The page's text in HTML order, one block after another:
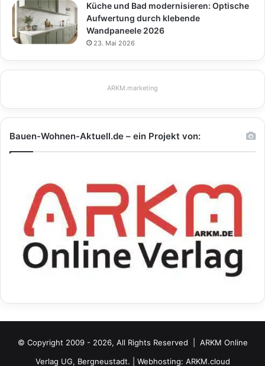
Küche und Bad modernisieren: Optische
Aufwertung durch klebende
Wandpaneele 2026
23. Mai 2026
ARKM.marketing
Bauen-Wohnen-Aktuell.de – ein Projekt von:
© Copyright 2009 - 2026, All Rights Reserved | ARKM Online
Verlag UG, Bergneustadt. | Webhosting: ARKM.cloud